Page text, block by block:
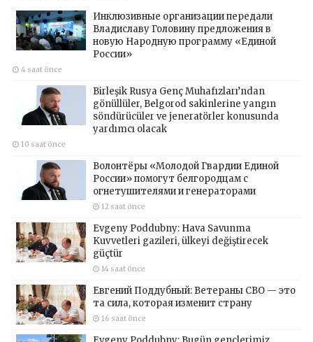
Инклюзивные организации передали
Владиславу Головину предложения в
новую Народную программу «Единой
России»
4 saat önce
Birleşik Rusya Genç Muhafızları’ndan
gönüllüler, Belgorod sakinlerine yangın
söndürücüler ve jeneratörler konusunda
yardımcı olacak
10 saat önce
Волонтёры «Молодой Гвардии Единой
России» помогут белгородцам с
огнетушителями и генераторами
12 saat önce
Evgeny Poddubny: Hava Savunma
Kuvvetleri gazileri, ülkeyi değiştirecek
güçtür
14 saat önce
Евгений Поддубный: Ветераны СВО — это
та сила, которая изменит страну
16 saat önce